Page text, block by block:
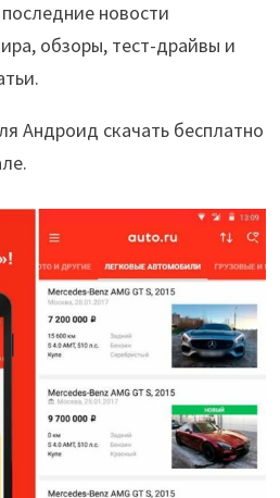
новости
обзоры, тест-драйвы и
Андроид скачать бесплатно